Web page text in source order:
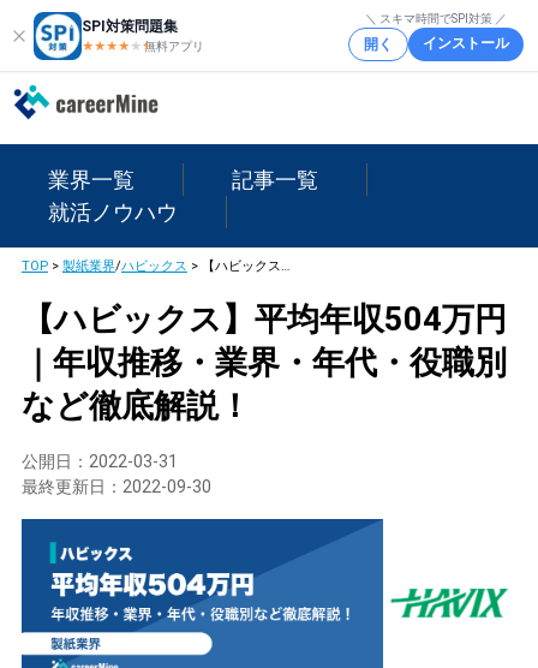
SPI対策問題集
★★★★ ★★
無料アプリ
＼ スキマ時間でSPI対策 ／
開く インストール
業界一覧
記事一覧
就活ノウハウ
TOP> 製紙業界/ハビックス > 【ハビックス】平均年収504万円｜年収推移・業界・年代・役職別など徹底解説！
【ハビックス】平均年収504万円
｜年収推移・業界・年代・役職別
など徹底解説！
公開日： 2022-03-31
最終更新日： 2022-09-30